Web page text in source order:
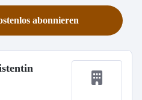
abonnieren